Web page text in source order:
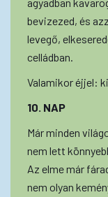
bevizezed, és
levegő,
celládban.
Valamikor éjjel:
10. NAP
Már minden
nem lett
Az elme már
nem olyan